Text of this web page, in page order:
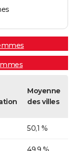
Moyenne
des villes
50,1 %